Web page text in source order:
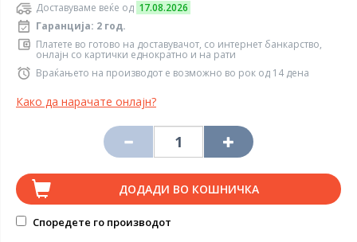
Доставуваме веќе од 17.08.2026
Гаранција: 2 год.
Платете во готово на доставувачот, со интернет банкарство,
онлајн со картички еднократно и на рати
Враќањето на производот е возможно во рок од 14 дена
Како да нарачате онлајн?
ДОДАДИ ВО КОШНИЧКА
Споредете го производот